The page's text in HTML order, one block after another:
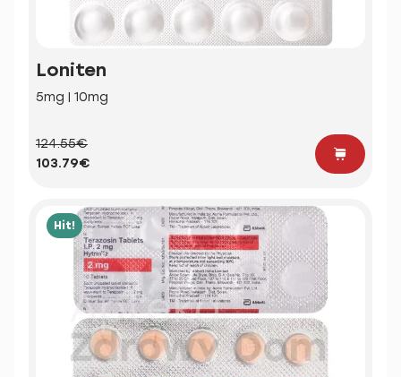
Loniten
5mg | 10mg
124.55€
103.79€
Hit!